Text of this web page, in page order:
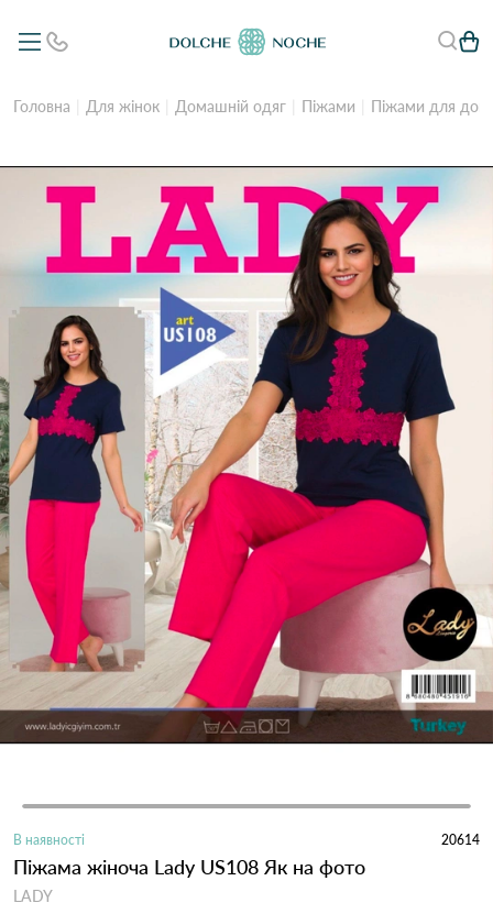
Головна Для жінок Домашній одяг Піжами Піжами для
В наявності 20614
Піжама жіноча Lady US108 Як на фото
LADY